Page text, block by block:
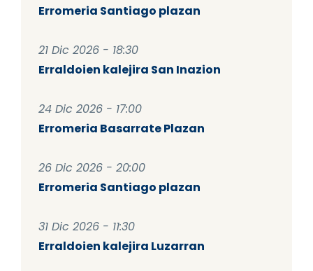
Erromeria Santiago plazan
21 Dic 2026 - 18:30
Erraldoien kalejira San Inazion
24 Dic 2026 - 17:00
Erromeria Basarrate Plazan
26 Dic 2026 - 20:00
Erromeria Santiago plazan
31 Dic 2026 - 11:30
Erraldoien kalejira Luzarran